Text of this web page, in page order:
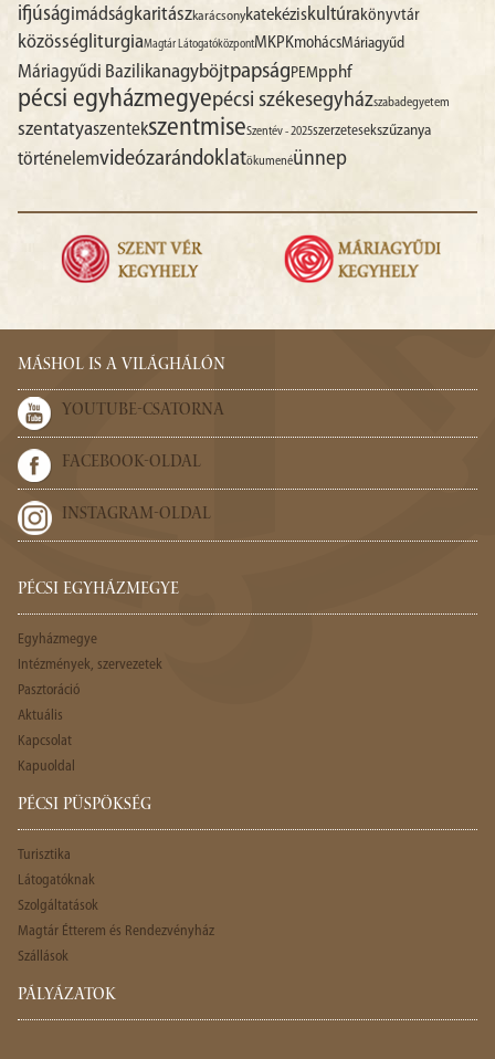
ifjúságimádságkaritászkarácsonykatekéziskultúra könyvtár
közösség liturgiaMagtár LátogatóközpontMKPKmohácsMáriagyűd
Máriagyűdi BazilikanagyböjtpapságPEMpphf
pécsi egyházmegyepécsi székesegyházszabadegyetem
szentatyaszentekszentmiseSzentév - 2025szerzetesekszűzanya
történelemvideózarándoklatökumenéünnep
MÁSHOL IS A VILÁGHÁLÓN
YOUTUBE-CSATORNA
FACEBOOK-OLDAL
INSTAGRAM-OLDAL
PÉCSI EGYHÁZMEGYE
Egyházmegye
Intézmények, szervezetek
Pasztoráció
Aktuális
Kapcsolat
Kapuoldal
PÉCSI PÜSPÖKSÉG
Turisztika
Látogatóknak
Szolgáltatások
Magtár Étterem és Rendezvényház
Szállások
PÁLYÁZATOK